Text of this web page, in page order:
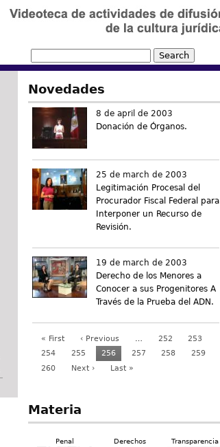
Novedades
8 de april de 2003
Donación de Órganos.
25 de march de 2003
Legitimación Procesal del
Procurador Fiscal Federal para
Interponer un Recurso de
Revisión.
19 de march de 2003
Derecho de los Menores a
Conocer a sus Progenitores A
Través de la Prueba del ADN.
« First ‹ Previous … 252
253
254
255 256 257 258
259
260
Next › Last »
Materia
Penal
Derechos
Transparencia